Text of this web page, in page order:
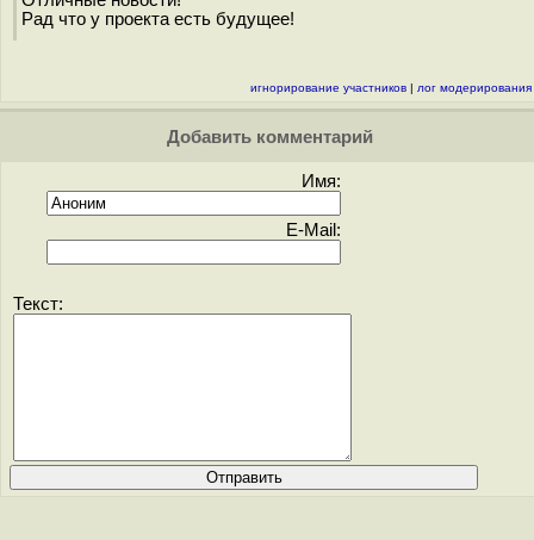
Рад что у проекта есть будущее!
игнорирование участников | лог модерирования
Добавить комментарий
Имя:
E-Mail:
Текст: